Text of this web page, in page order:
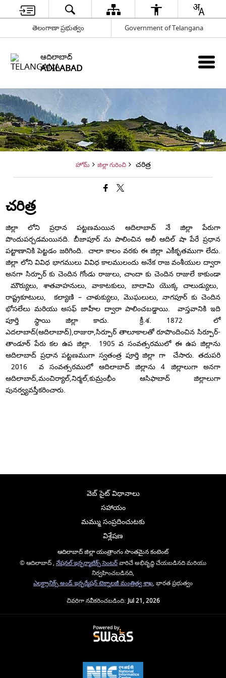
తెలంగాణా ప్రభుత్వం Government of Telangana
ఆదిలాబాద్
ADILABAD
హోమ్ జిల్లా గురించి చరిత్ర
చరిత్ర
జిల్లా లోని ప్రధాన పట్టణమయిన ఆదిలాబాద్ నే జిల్లా పేరుగా
పొందుపర్చడమయినది. బీజాపూర్ ను పాలించిన అలీ ఆదిల్ షా పేరే ప్రధాన
పట్టాణానికి పెట్టడం జరిగింది. చాలా కాలం వరకు ఈ జిల్లా ఎకీకృతముగా లేదు.
జిల్లా లోని వివిధ భాగములు వివిధ కాలములందు అనేక రాజ వంశీయుల ద్వారా
అనగా సిర్పూర్ కు చెందిన గోండు రాజులు, చాందా కు చెందిన రాజులే కాకుండా
మౌర్యులు, శాతవాహనులు, వాకాటకులు, బాదామి యొక్క చాలుడ్యులు,
రాష్ట్రకూటులు, కల్యాణి – చాళుక్యులు, మొఘలులు, నాగపూర్ కు చెందిన
భోసలేలు మరియు అసఫ్ జాహీల ద్వారా పాలించబడ్డాయి. వాస్తవానికి ఇది
పూర్తి స్థాయి జిల్లా కాదు. క్రీ.శ. 1872 లో
ఎదలాబాద్(ఆదిలాబాద్),రాజురా,సిర్పూర్ తాలూకాలతో రూపొందించిన సిర్పూర్-
తాండూర్ పేరు కల ఉప జిల్లా. 1905 వ సంవత్సరములో ఈ ఉప జిల్లాను
ఆదిలాబాద్ ప్రధాన పట్టణముగా స్వతంత్ర పూర్తి జిల్లా గా చేసారు. తదుపరి
2016 వ సంవత్సరములో ఆదిలాబాద్ జిల్లాను 4 జిల్లాలుగా అనగా
ఆదిలాబాద్,మంచిర్యాల్,నిర్మల్,కుమ్రంభీం ఆసిఫాబాద్ జిల్లాలుగా
పునర్వ్యవస్తీకరించారు.
వెబ్ సైట్ విధానాలు
సహాయం
మమ్ము సంప్రదించుటకు
విశ్లేషణ
ఆదిలాబాద్ జిల్లా యంత్రాంగం సొంతమైన కంటెంట్
© ఆదిలాబాద్ , నేషనల్ ఇన్ఫర్మాటిక్స్ సెంటర్వారిచే అభివృద్ధి చేయబడినది మరియు
నిర్వహించబడినది,
ఎలక్ట్రానిక్స్ అండ్ ఇన్ఫర్మేషన్ టెక్నాలజీ మంత్రిత్వ శాఖ, భారత ప్రభుత్వం
చివరిగా నవీకరించబడింది:Jul 21, 2026